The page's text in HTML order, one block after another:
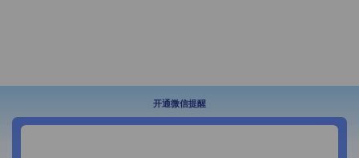
开通微信提醒